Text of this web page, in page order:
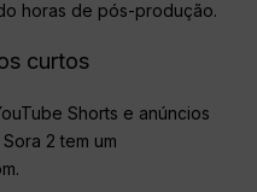
horas de pós-produção.
curtos
Shorts e anúncios
2 tem um